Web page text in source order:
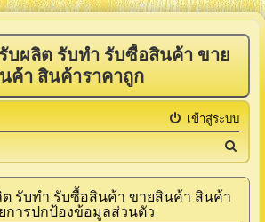
บผลิต รับทำ รับซื้อสินค้า ขาย
ค้า สินค้าราคาถูก
เข้าสู่ระบบ
น
ต รับทำ รับซื้อสินค้า ขายสินค้า สินค้า
การปกป้องข้อมูลส่วนตัว